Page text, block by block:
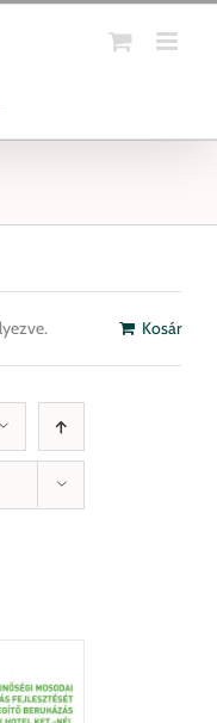
Kosár